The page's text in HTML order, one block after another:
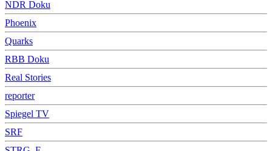
NDR Doku
Phoenix
Quarks
RBB Doku
Real Stories
reporter
Spiegel TV
SRF